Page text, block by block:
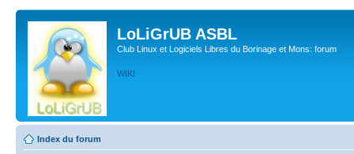
LoLiGrUB ASBL
Club Linux et Logiciels Libres du Borinage et Mons: forum
WIKI
Index du forum